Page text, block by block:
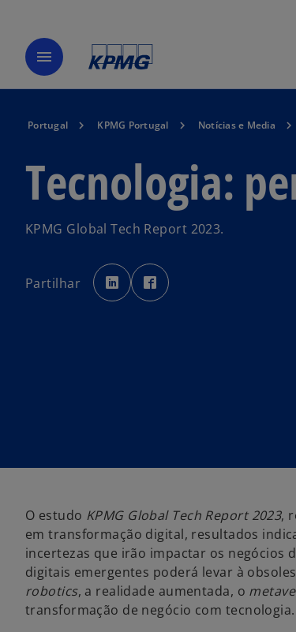
menu
Portugal KPMG Portugal Notícias e Media
Tecnologia:
KPMG Global Tech Report 2023.
Partilhar
o
p
e
n
p
e
O estudo KPMG Global Tech Report 2023,
em transformação digital, resultados
incertezas que irão impactar os negócios
digitais emergentes poderá levar à
robotics, a realidade aumentada, o
transformação de negócio com tecnologia.